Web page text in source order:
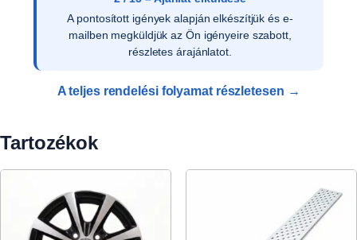
Az ajánlat írásos elfogadását követően ellenőrizzük
a vevői adatokat, és rendelését rögzítjük
rendszerünkben.
A teljes rendelési folyamat részletesen →
Tartozékok